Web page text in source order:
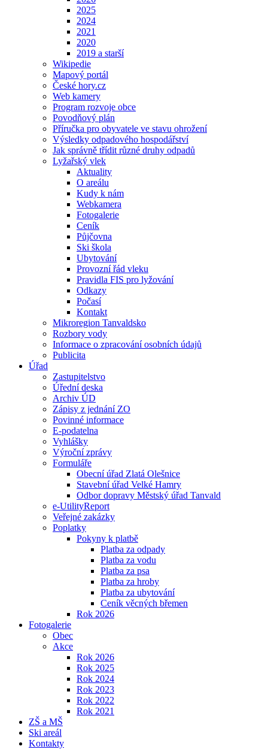
2025
2024
2021
2020
2019 a starší
Wikipedie
Mapový portál
České hory.cz
Web kamery
Program rozvoje obce
Povodňový plán
Příručka pro obyvatele ve stavu ohrožení
Výsledky odpadového hospodářství
Jak správně třídit různé druhy odpadů
Lyžařský vlek
Aktuality
O areálu
Kudy k nám
Webkamera
Fotogalerie
Ceník
Půjčovna
Ski škola
Ubytování
Provozní řád vleku
Pravidla FIS pro lyžování
Odkazy
Počasí
Kontakt
Mikroregion Tanvaldsko
Rozbory vody
Informace o zpracování osobních údajů
Publicita
Úřad
Zastupitelstvo
Úřední deska
Archiv ÚD
Zápisy z jednání ZO
Povinné informace
E-podatelna
Vyhlášky
Výroční zprávy
Formuláře
Obecní úřad Zlatá Olešnice
Stavební úřad Velké Hamry
Odbor dopravy Městský úřad Tanvald
e-UtilityReport
Veřejné zakázky
Poplatky
Pokyny k platbě
Platba za odpady
Platba za vodu
Platba za psa
Platba za hroby
Platba za ubytování
Ceník věcných břemen
Rok 2026
Fotogalerie
Obec
Akce
Rok 2026
Rok 2025
Rok 2024
Rok 2023
Rok 2022
Rok 2021
ZŠ a MŠ
Ski areál
Kontakty